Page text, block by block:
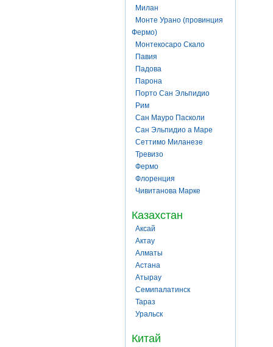
Милан
Монте Урано (провинция
Фермо)
Монтекосаро Скало
Павия
Падова
Парона
Порто Сан Эльпидио
Рим
Сан Мауро Пасколи
Сан Эльпидио а Маре
Сеттимо Миланезе
Тревизо
Фермо
Флоренция
Чивитанова Марке
Казахстан
Аксай
Актау
Алматы
Астана
Атырау
Семипалатинск
Тараз
Уральск
Китай